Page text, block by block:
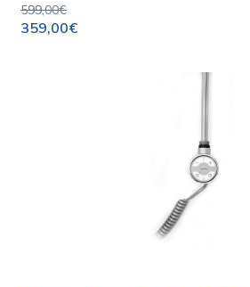
599,00€
359,00€